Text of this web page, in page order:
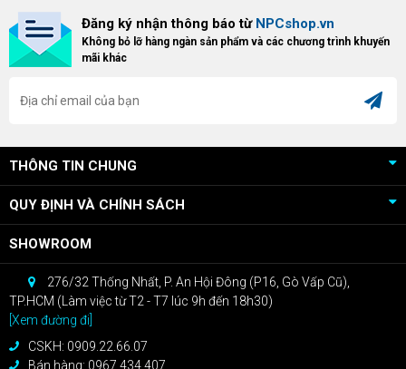
khách hàng sở hữu VGA Radeon
RX 9070 / RX 9070 XT.
dòng ghế Gaming cao cấp nhất,
bạn sẽ nhận ngay quà tặng trị giá
Đăng ký nhận thông báo từ NPCshop.vn
Không bỏ lỡ hàng ngàn sản phẩm và các chương trình khuyến
mãi khác
THÔNG TIN CHUNG
QUY ĐỊNH VÀ CHÍNH SÁCH
SHOWROOM
276/32 Thống Nhất, P. An Hội Đông (P16, Gò Vấp Cũ),
TP.HCM (Làm việc từ T2 - T7 lúc 9h đến 18h30)
[Xem đường đi]
CSKH: 0909.22.66.07
Bán hàng: 0967.434.407